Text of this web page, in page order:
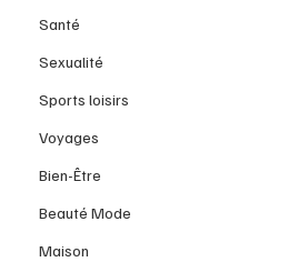
Santé
Sexualité
Sports loisirs
Voyages
Bien-Être
Beauté Mode
Maison